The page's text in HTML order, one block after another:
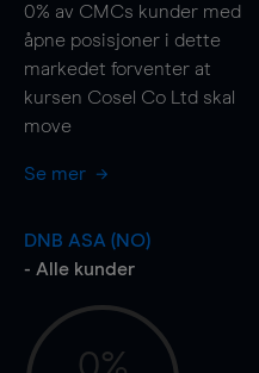
0% av CMCs kunder med
åpne posisjoner i dette
markedet forventer at
kursen Cosel Co Ltd skal
move
Se mer
DNB ASA (NO)
- Alle kunder